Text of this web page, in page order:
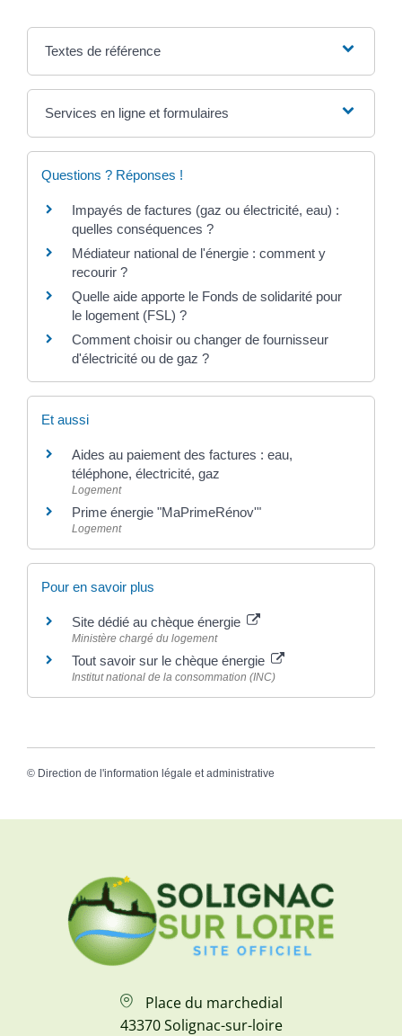
Textes de référence
Services en ligne et formulaires
Questions ? Réponses !
Impayés de factures (gaz ou électricité, eau) :
quelles conséquences ?
Médiateur national de l'énergie : comment y
recourir ?
Quelle aide apporte le Fonds de solidarité pour
le logement (FSL) ?
Comment choisir ou changer de fournisseur
d'électricité ou de gaz ?
Et aussi
Aides au paiement des factures : eau,
téléphone, électricité, gaz
Logement
Prime énergie "MaPrimeRénov'"
Logement
Pour en savoir plus
Site dédié au chèque énergie
Ministère chargé du logement
Tout savoir sur le chèque énergie
Institut national de la consommation (INC)
© Direction de l'information légale et administrative
Place du marchedial
43370 Solignac-sur-loire